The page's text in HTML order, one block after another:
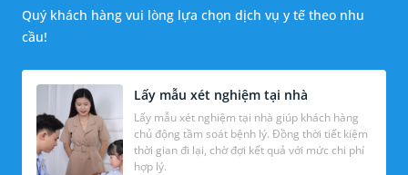
Quý khách hàng vui lòng lựa chọn dịch vụ y tế theo nhu
cầu!
Lấy mẫu xét nghiệm tại nhà
Lấy mẫu xét nghiệm tại nhà giúp khách hàng
chủ động tầm soát bệnh lý. Đồng thời tiết kiệm
thời gian đi lại, chờ đợi kết quả với mức chi phí
hợp lý.